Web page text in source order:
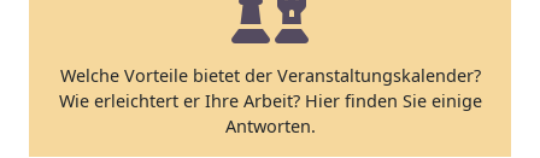
Welche Vorteile bietet der Veranstaltungskalender?
Wie erleichtert er Ihre Arbeit? Hier finden Sie einige
Antworten.